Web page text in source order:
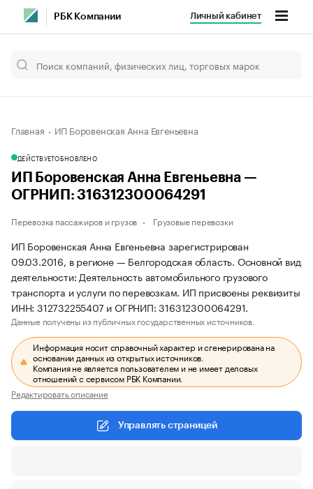
РБК Компании Личный кабинет
Главная ИП Боровенская Анна Евгеньевна
ДЕЙСТВУЕТОБНОВЛЕНО
ИП Боровенская Анна Евгеньевна —
ОГРНИП: 316312300064291
Перевозка пассажиров и грузов Грузовые перевозки
ИП Боровенская Анна Евгеньевна зарегистрирован
09.03.2016, в регионе — Белгородская область. Основной вид
деятельности: Деятельность автомобильного грузового
транспорта и услуги по перевозкам. ИП присвоены реквизиты
ИНН: 312732255407 и ОГРНИП: 316312300064291.
Данные получены из публичных государственных источников.
Информация носит справочный характер и сгенерирована на
основании данных из открытых источников.
Компания не является пользователем и не имеет деловых
отношений с сервисом РБК Компании.
Редактировать описание
Управлять страницей